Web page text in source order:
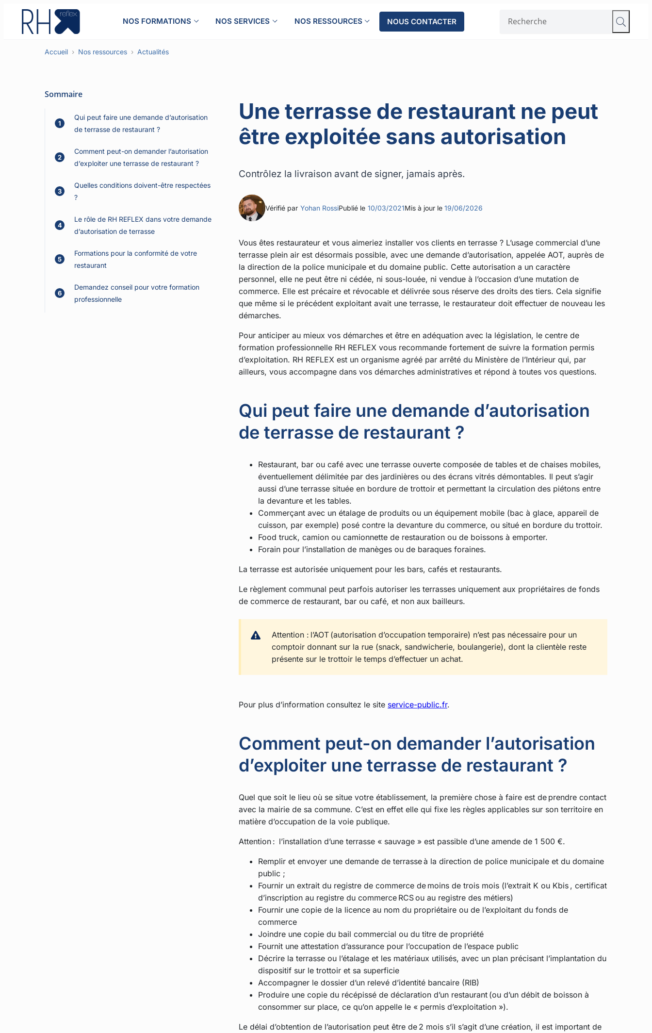
contenu
NOS FORMATIONS NOS SERVICES NOS RESSOURCES NOUS CONTACTER
Accueil Nos ressources Actualités
Sommaire
1
Qui peut faire une demande d’autorisation
de terrasse de restaurant ?
2
Comment peut-on demander l’autorisation
d’exploiter une terrasse de restaurant ?
3
Quelles conditions doivent-être respectées
?
4
Le rôle de RH REFLEX dans votre demande
d’autorisation de terrasse
5
Formations pour la conformité de votre
restaurant
6
Demandez conseil pour votre formation
professionnelle
Une terrasse de restaurant ne peut
être exploitée sans autorisation
Contrôlez la livraison avant de signer, jamais après.
Vérifié par Yohan RossiPublié le 10/03/2021Mis à jour le 19/06/2026
Vous êtes restaurateur et vous aimeriez installer vos clients en terrasse ? L’usage commercial d’une
terrasse plein air est désormais possible, avec une demande d’autorisation, appelée AOT, auprès de
la direction de la police municipale et du domaine public. Cette autorisation a un caractère
personnel, elle ne peut être ni cédée, ni sous-louée, ni vendue à l’occasion d’une mutation de
commerce. Elle est précaire et révocable et délivrée sous réserve des droits des tiers. Cela signifie
que même si le précédent exploitant avait une terrasse, le restaurateur doit effectuer de nouveau les
démarches.
Pour anticiper au mieux vos démarches et être en adéquation avec la législation, le centre de
formation professionnelle RH REFLEX vous recommande fortement de suivre la formation permis
d’exploitation. RH REFLEX est un organisme agréé par arrêté du Ministère de l’Intérieur qui, par
ailleurs, vous accompagne dans vos démarches administratives et répond à toutes vos questions.
Qui peut faire une demande d’autorisation
de terrasse de restaurant ?
Restaurant, bar ou café avec une terrasse ouverte composée de tables et de chaises mobiles,
éventuellement délimitée par des jardinières ou des écrans vitrés démontables. Il peut s’agir
aussi d’une terrasse située en bordure de trottoir et permettant la circulation des piétons entre
la devanture et les tables.
Commerçant avec un étalage de produits ou un équipement mobile (bac à glace, appareil de
cuisson, par exemple) posé contre la devanture du commerce, ou situé en bordure du trottoir.
Food truck, camion ou camionnette de restauration ou de boissons à emporter.
Forain pour l’installation de manèges ou de baraques foraines.
La terrasse est autorisée uniquement pour les bars, cafés et restaurants.
Le règlement communal peut parfois autoriser les terrasses uniquement aux propriétaires de fonds
de commerce de restaurant, bar ou café, et non aux bailleurs.
Attention : l’AOT (autorisation d’occupation temporaire) n’est pas nécessaire pour un
comptoir donnant sur la rue (snack, sandwicherie, boulangerie), dont la clientèle reste
présente sur le trottoir le temps d’effectuer un achat.
Pour plus d’information consultez le site service-public.fr.
Comment peut-on demander l’autorisation
d’exploiter une terrasse de restaurant ?
Quel que soit le lieu où se situe votre établissement, la première chose à faire est de prendre contact
avec la mairie de sa commune. C’est en effet elle qui fixe les règles applicables sur son territoire en
matière d’occupation de la voie publique.
Attention : l’installation d’une terrasse « sauvage » est passible d’une amende de 1 500 €.
Remplir et envoyer une demande de terrasse à la direction de police municipale et du domaine
public ;
Fournir un extrait du registre de commerce de moins de trois mois (l’extrait K ou Kbis , certificat
d’inscription au registre du commerce RCS ou au registre des métiers)
Fournir une copie de la licence au nom du propriétaire ou de l’exploitant du fonds de
commerce
Joindre une copie du bail commercial ou du titre de propriété
Fournit une attestation d’assurance pour l’occupation de l’espace public
Décrire la terrasse ou l’étalage et les matériaux utilisés, avec un plan précisant l’implantation du
dispositif sur le trottoir et sa superficie
Accompagner le dossier d’un relevé d’identité bancaire (RIB)
Produire une copie du récépissé de déclaration d’un restaurant (ou d’un débit de boisson à
consommer sur place, ce qu’on appelle le « permis d’exploitation »).
Le délai d’obtention de l’autorisation peut être de 2 mois s’il s’agit d’une création, il est important de